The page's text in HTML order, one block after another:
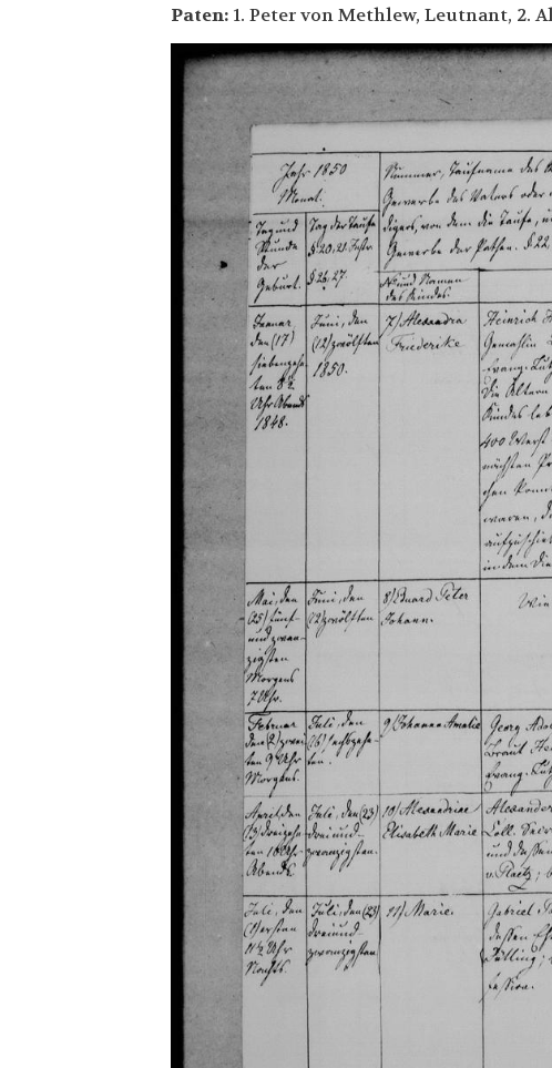
Paten: 1. Peter von Methlew, Leutnant, 2.